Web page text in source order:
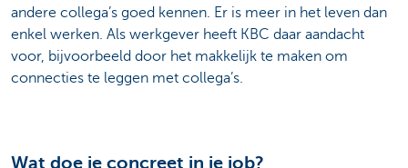
andere collega’s goed kennen. Er is meer in het leven dan
enkel werken. Als werkgever heeft KBC daar aandacht
voor, bijvoorbeeld door het makkelijk te maken om
connecties te leggen met collega’s.
Wat doe je concreet in je job?